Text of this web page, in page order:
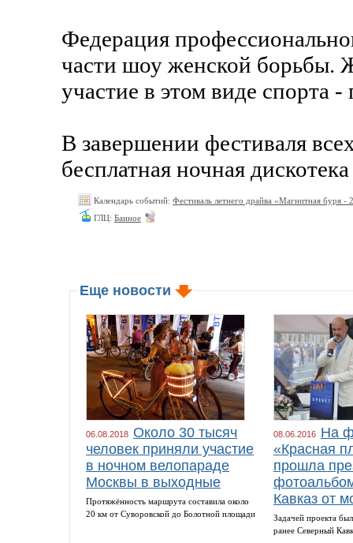
Федерация
части шоу женской борьбы.
участие в этом виде спорта
В завершении фестиваля
бесплатная ночная
Календарь событий: Фестиваль летнего драйва «Магнитная буря -
ГЛЦ: Банное
Еще новости
06.08.2018 Около 30 тысяч
человек приняли участие
в ночном велопараде
Москвы в выходные
Протяжённость маршрута составила около
20 км от Суворовской до Болотной площади
08.06.2016 На
«Красная
прошла
Кавказ от
Задачей проекта
ранее Северный